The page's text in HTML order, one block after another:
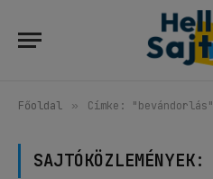
Főoldal » Címke: "bevándorlás"
SAJTÓKÖZLEMÉNYEK: